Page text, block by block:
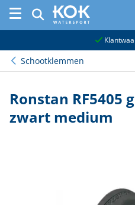
Schootklemmen
Ronstan RF5405
zwart medium